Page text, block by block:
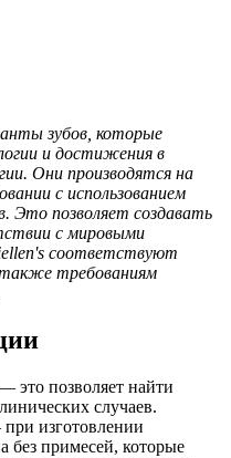
зубов, которые
и достижения в
Они производятся на
с использованием
Это позволяет создавать
с мировыми
соответствуют
требованиям
это позволяет найти
случаев.
изготовлении
без примесей, которые